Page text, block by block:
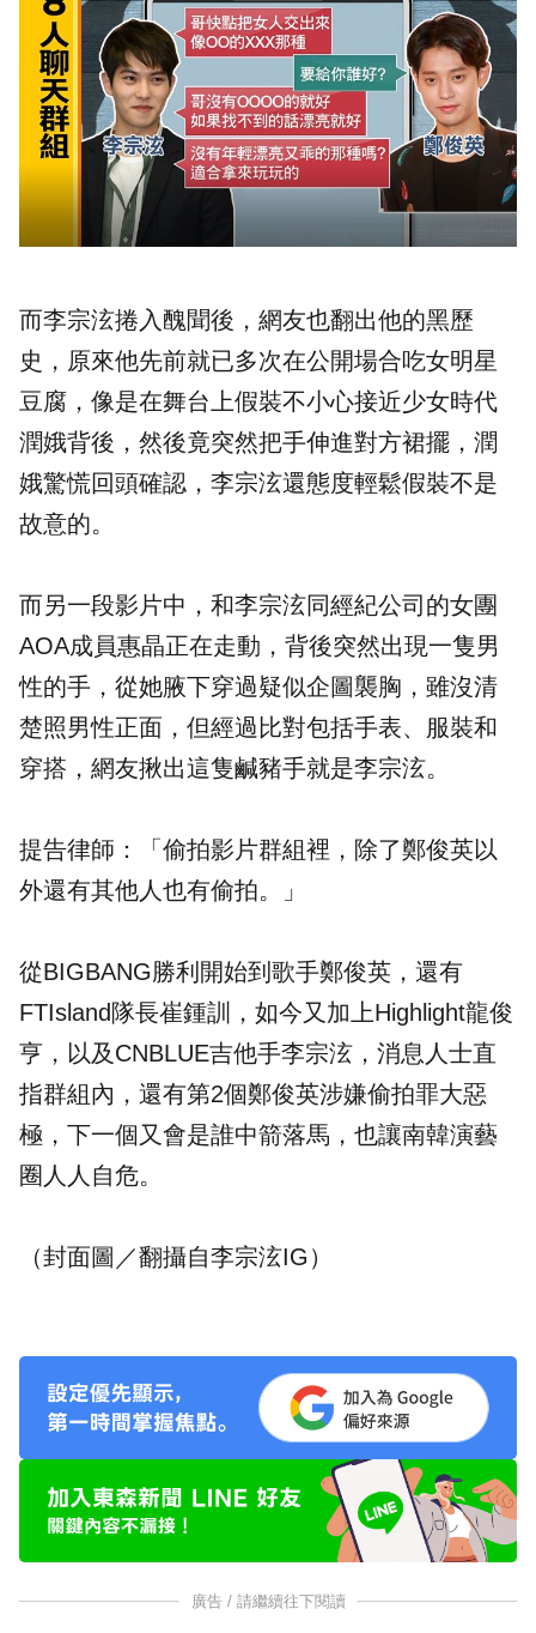
而李宗泫捲入醜聞後，網友也翻出他的黑歷
史，原來他先前就已多次在公開場合吃女明星
豆腐，像是在舞台上假裝不小心接近少女時代
潤娥背後，然後竟突然把手伸進對方裙擺，潤
娥驚慌回頭確認，李宗泫還態度輕鬆假裝不是
故意的。
而另一段影片中，和李宗泫同經紀公司的女團
AOA成員惠晶正在走動，背後突然出現一隻男
性的手，從她腋下穿過疑似企圖襲胸，雖沒清
楚照男性正面，但經過比對包括手表、服裝和
穿搭，網友揪出這隻鹹豬手就是李宗泫。
提告律師：「偷拍影片群組裡，除了鄭俊英以
外還有其他人也有偷拍。」
從BIGBANG勝利開始到歌手鄭俊英，還有
FTIsland隊長崔鍾訓，如今又加上Highlight龍俊
亨，以及CNBLUE吉他手李宗泫，消息人士直
指群組內，還有第2個鄭俊英涉嫌偷拍罪大惡
極，下一個又會是誰中箭落馬，也讓南韓演藝
圈人人自危。
（封面圖／翻攝自李宗泫IG ）
廣告 / 請繼續往下閱讀